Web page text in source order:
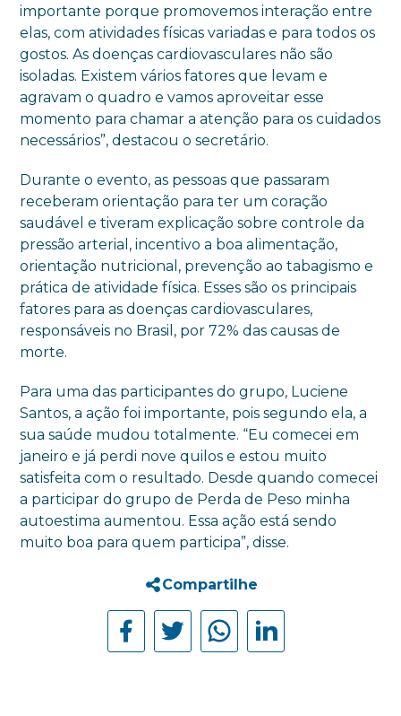
importante porque promovemos interação entre
elas, com atividades físicas variadas e para todos os
gostos. As doenças cardiovasculares não são
isoladas. Existem vários fatores que levam e
agravam o quadro e vamos aproveitar esse
momento para chamar a atenção para os cuidados
necessários”, destacou o secretário.
Durante o evento, as pessoas que passaram
receberam orientação para ter um coração
saudável e tiveram explicação sobre controle da
pressão arterial, incentivo a boa alimentação,
orientação nutricional, prevenção ao tabagismo e
prática de atividade física. Esses são os principais
fatores para as doenças cardiovasculares,
responsáveis no Brasil, por 72% das causas de
morte.
Para uma das participantes do grupo, Luciene
Santos, a ação foi importante, pois segundo ela, a
sua saúde mudou totalmente. “Eu comecei em
janeiro e já perdi nove quilos e estou muito
satisfeita com o resultado. Desde quando comecei
a participar do grupo de Perda de Peso minha
autoestima aumentou. Essa ação está sendo
muito boa para quem participa”, disse.
Compartilhe